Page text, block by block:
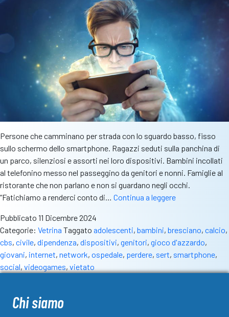
e
morire
di
fame
per
strada.
Ho
pianto,
poi
ho
Persone che camminano per strada con lo sguardo basso, fisso
sullo schermo dello smartphone. Ragazzi seduti sulla panchina di
un parco, silenziosi e assorti nei loro dispositivi. Bambini incollati
al telefonino messo nel passeggino da genitori e nonni. Famiglie al
ristorante che non parlano e non si guardano negli occhi.
“Fatichiamo a renderci conto di… Continua a leggereDispositivi,
full
time.
L’allarme
del
Pubblicato 11 Dicembre 2024
Categorie: Vetrina Taggato adolescenti, bambini, bresciano, calcio,
cbs, civile, dipendenza, dispositivi, genitori, gioco d'azzardo,
giovani, internet, network, ospedale, perdere, sert, smartphone,
social, videogames, vietato
Chi siamo